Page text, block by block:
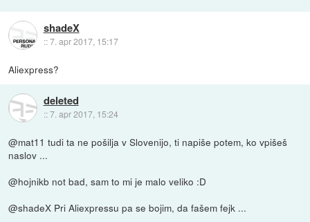
shadeX
::7. apr 2017, 15:17
Aliexpress?
deleted
::7. apr 2017, 15:24
@mat11 tudi ta ne pošilja v Slovenijo, ti napiše potem, ko vpišeš
naslov ...
@hojnikb not bad, sam to mi je malo veliko :D
@shadeX Pri Aliexpressu pa se bojim, da fašem fejk ...